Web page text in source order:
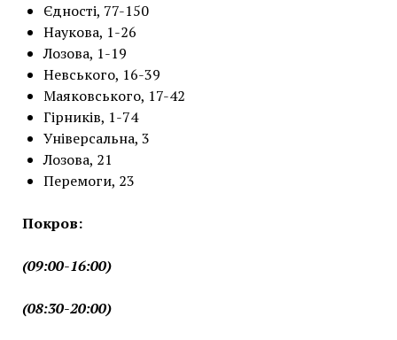
Єдності, 77-150
Наукова, 1-26
Лозова, 1-19
Невського, 16-39
Маяковського, 17-42
Гірників, 1-74
Універсальна, 3
Лозова, 21
Перемоги, 23
Покров:
(09:00-16:00)
(08:30-20:00)